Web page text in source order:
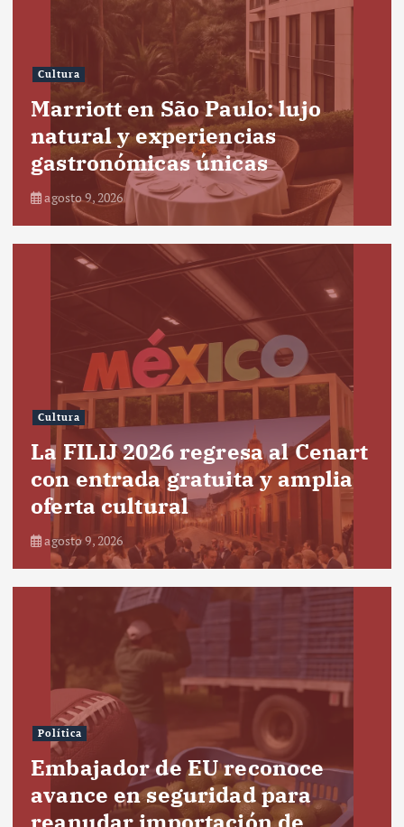
Cultura
Marriott en São Paulo: lujo
natural y experiencias
gastronómicas únicas
agosto 9, 2026
Cultura
La FILIJ 2026 regresa al Cenart
con entrada gratuita y amplia
oferta cultural
agosto 9, 2026
Política
Embajador de EU reconoce
avance en seguridad para